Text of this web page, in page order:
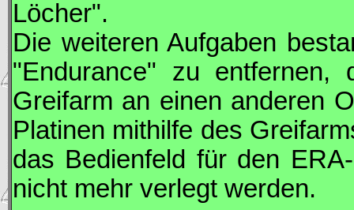
Löcher".
Die weiteren Aufgaben
"Endurance" zu
Greifarm an einen anderen
Platinen mithilfe des
das Bedienfeld für den ERA
nicht mehr verlegt werden.